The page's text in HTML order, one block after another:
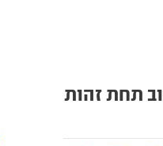
תחת זהות